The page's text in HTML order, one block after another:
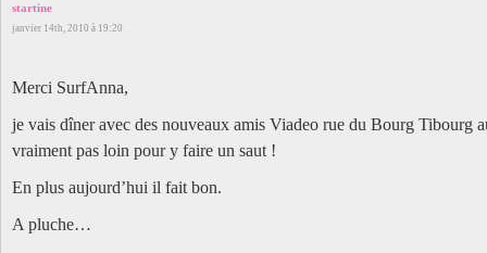
startine
janvier 14th, 2010 à 19:20
Merci SurfAnna,
je vais dîner avec des nouveaux amis Viadeo rue du Bourg Tibourg
vraiment pas loin pour y faire un saut !
En plus aujourd’hui il fait bon.
A pluche…